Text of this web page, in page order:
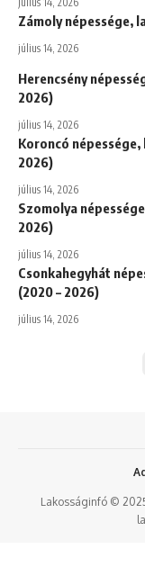
Zámoly népessége,
július 14, 2026
Herencsény
2026)
július 14, 2026
Koroncó népessége,
2026)
július 14, 2026
Szomolya
2026)
július 14, 2026
Csonkahegyhát
(2020 – 2026)
július 14, 2026
Lakosságinfó ©